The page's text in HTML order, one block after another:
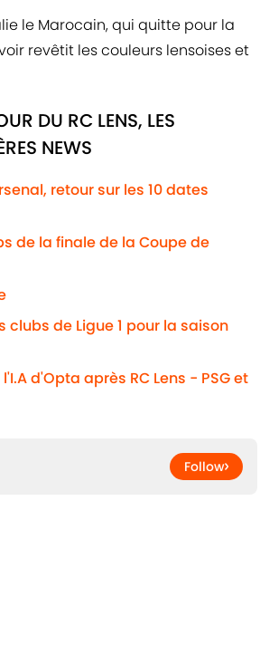
le Marocain, qui quitte pour la
revêtit les couleurs lensoises et
DU RC LENS, LES
NEWS
retour sur les 10 dates
de la finale de la Coupe de
clubs de Ligue 1 pour la saison
d'Opta après RC Lens - PSG et
Follow